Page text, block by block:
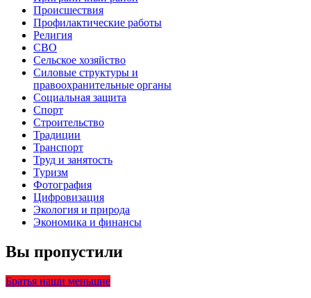
Происшествия
Профилактические работы
Религия
СВО
Сельское хозяйство
Силовые структуры и
правоохранительные органы
Социальная защита
Спорт
Строительство
Традиции
Транспорт
Труд и занятость
Туризм
Фотография
Цифровизация
Экология и природа
Экономика и финансы
Вы пропустили
Братья наши меньшие